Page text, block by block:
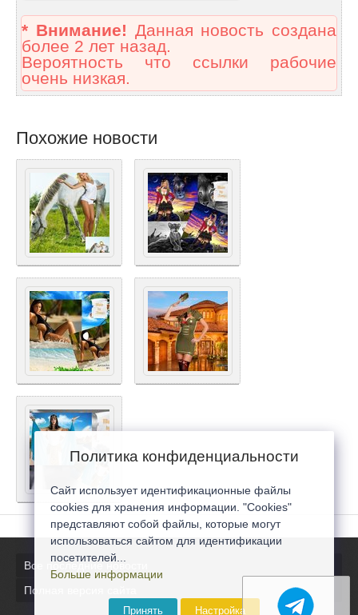
* Внимание! Данная новость создана
более 2 лет назад.
Вероятность что ссылки рабочие
очень низкая.
Похожие новости
Все последние новости
Полная версия сайта
Политика конфиденциальности
Сайт использует идентификационные файлы
cookies для хранения информации. "Cookies"
представляют собой файлы, которые могут
использоваться сайтом для идентификации
посетителей...
Больше информации
Принять Настройка